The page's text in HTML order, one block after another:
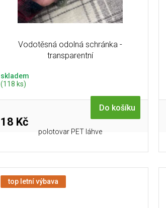
Vodotěsná odolná schránka -
transparentní
skladem
(118 ks)
18 Kč
Do košíku
polotovar PET láhve
top letní výbava